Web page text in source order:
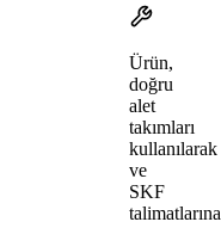
Ürün,
doğru
alet
takımları
kullanılarak
ve
SKF
talimatlarına